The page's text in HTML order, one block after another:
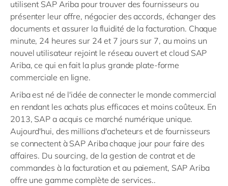
utilisent SAP Ariba pour trouver des fournisseurs ou
présenter leur offre, négocier des accords, échanger des
documents et assurer la fluidité de la facturation. Chaque
minute, 24 heures sur 24 et 7 jours sur 7, au moins un
nouvel utilisateur rejoint le réseau ouvert et cloud SAP
Ariba, ce qui en fait la plus grande plate-forme
commerciale en ligne.
Ariba est né de l'idée de connecter le monde commercial
en rendant les achats plus efficaces et moins coûteux. En
2013, SAP a acquis ce marché numérique unique.
Aujourd'hui, des millions d'acheteurs et de fournisseurs
se connectent à SAP Ariba chaque jour pour faire des
affaires. Du sourcing, de la gestion de contrat et de
commandes à la facturation et au paiement, SAP Ariba
offre une gamme complète de services..